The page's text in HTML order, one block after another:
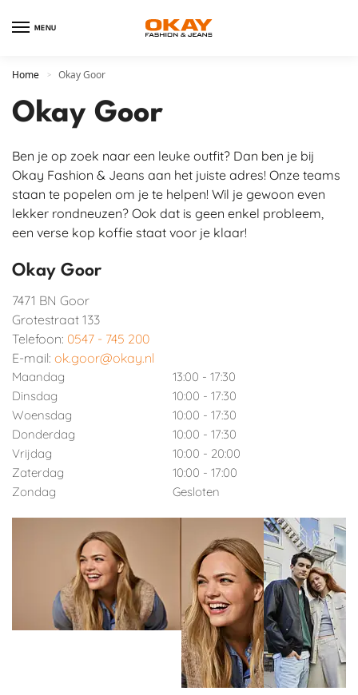
MENU
Home > Okay Goor
Okay Goor
Ben je op zoek naar een leuke outfit? Dan ben je bij
Okay Fashion & Jeans aan het juiste adres! Onze teams
staan te popelen om je te helpen! Wil je gewoon even
lekker rondneuzen? Ook dat is geen enkel probleem,
een verse kop koffie staat voor je klaar!
Okay Goor
7471 BN Goor
Grotestraat 133
Telefoon: 0547 - 745 200
E-mail: ok.goor@okay.nl
Maandag
13:00 - 17:30
Dinsdag
10:00 - 17:30
Woensdag
10:00 - 17:30
Donderdag
10:00 - 17:30
Vrijdag
10:00 - 20:00
Zaterdag
10:00 - 17:00
Zondag
Gesloten